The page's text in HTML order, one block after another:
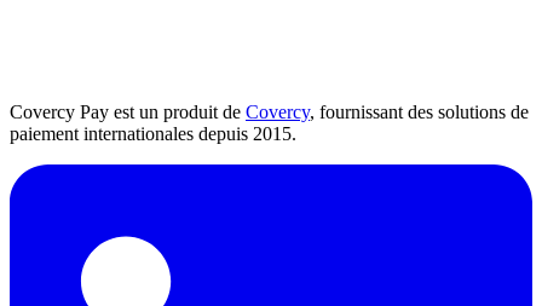
Covercy Pay est un produit de Covercy, fournissant des solutions de
paiement internationales depuis 2015.